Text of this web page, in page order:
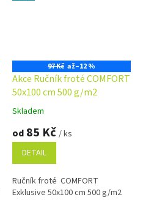
97 Kč až–12 %
Akce Ručník froté COMFORT
50x100 cm 500 g/m2
Průměrné
produktu
5,0
5
hvězdiček.
Skladem
od 85 Kč / ks
DETAIL
Ručník froté COMFORT
Exklusive 50x100 cm 500 g/m2